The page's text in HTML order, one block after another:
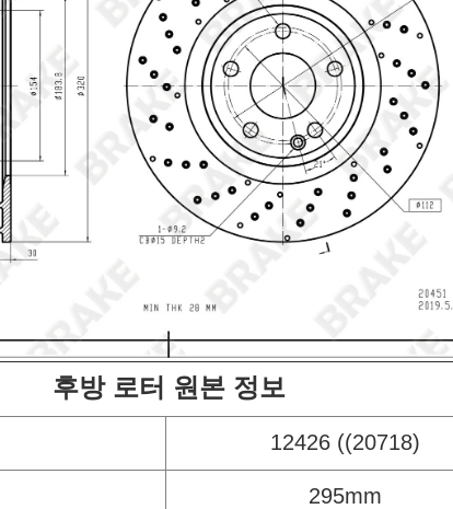
후방 로터 원본 정보
12426 ((20718)
295mm